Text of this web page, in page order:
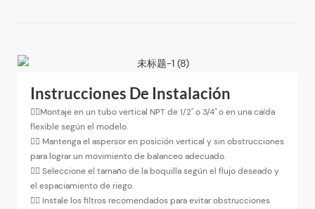
Instrucciones De Instalación
◉Montaje en un tubo vertical NPT de 1/2" o 3/4" o en una caída
flexible según el modelo.
◉ Mantenga el aspersor en posición vertical y sin obstrucciones
para lograr un movimiento de balanceo adecuado.
◉ Seleccione el tamaño de la boquilla según el flujo deseado y
el espaciamiento de riego.
◉ Instale los filtros recomendados para evitar obstrucciones